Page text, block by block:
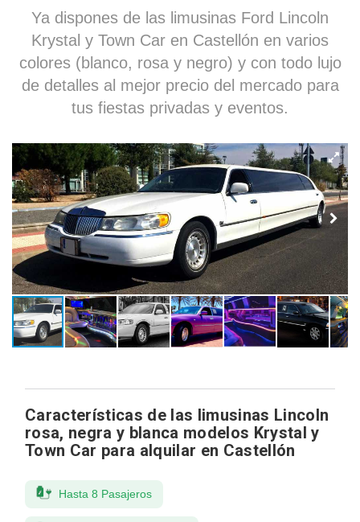
Ya dispones de las limusinas Ford Lincoln
Krystal y Town Car en Castellón en varios
colores (blanco, rosa y negro) y con todo lujo
de detalles al mejor precio del mercado para
tus fiestas privadas y eventos.
Características de las limusinas Lincoln
rosa, negra y blanca modelos Krystal y
Town Car para alquilar en Castellón
Hasta 8 Pasajeros